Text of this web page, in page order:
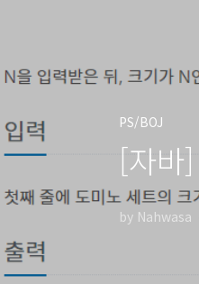
PS/BOJ
[자바
by Nahwasa